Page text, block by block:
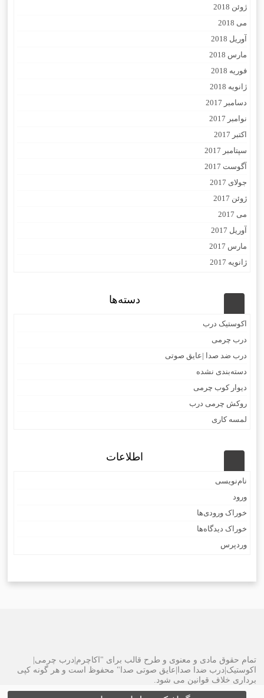
ژوئن 2018
می 2018
آوریل 2018
مارس 2018
فوریه 2018
ژانویه 2018
دسامبر 2017
نوامبر 2017
اکتبر 2017
سپتامبر 2017
آگوست 2017
جولای 2017
ژوئن 2017
می 2017
آوریل 2017
مارس 2017
ژانویه 2017
دسته‌ها
اکوستیک درب
درب چرمی
درب ضد صدا |عایق صوتی
دسته‌بندی نشده
دیوار کوب چرمی
روکش چرمی درب
لمسه کاری
اطلاعات
نام‌نویسی
ورود
خوراک ورودی‌ها
خوراک دیدگاه‌ها
وردپرس
تمام حقوق مادی و معنوی و طرح قالب برای "اکاچرم|درب چرمی|
اکوستیک|درب ضدا صدا|عایق صوتی صدا" محفوظ است و هر گونه کپی
برداری خلاف قوانین می شود.